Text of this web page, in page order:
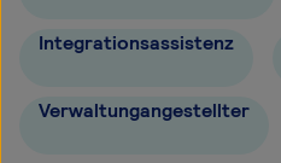
Integrationsassistenz
Verwaltungangestellter